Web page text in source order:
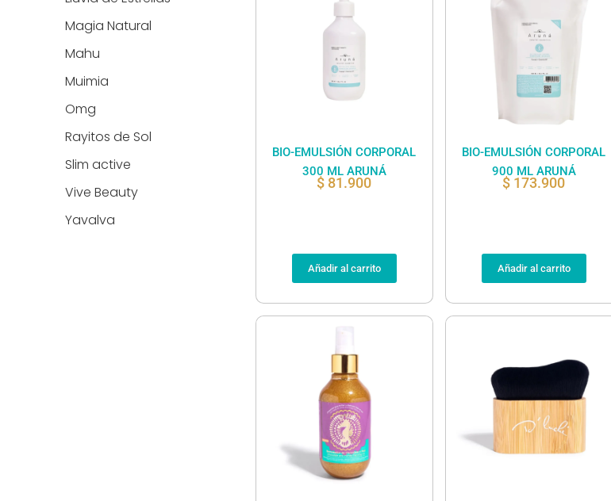
Magia Natural
Mahu
Muimia
Omg
Rayitos de Sol
Slim active
Vive Beauty
Yavalva
BIO-EMULSIÓN CORPORAL
300 ML ARUNÁ
$ 81.900
Añadir al carrito
BIO-EMULSIÓN CORPORAL
900 ML ARUNÁ
$ 173.900
Añadir al carrito